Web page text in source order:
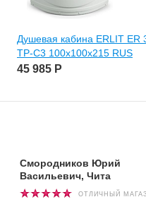
Душевая кабина ERLIT ER
TР-C3 100х100х215 RUS
45 985 Р
Смородников Юрий
Васильевич, Чита
ОТЛИЧНЫЙ